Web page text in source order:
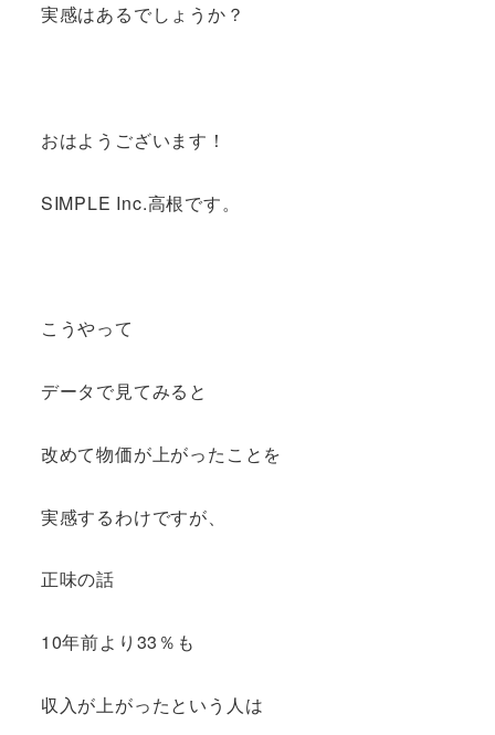
実感はあるでしょうか？
おはようございます！
SIMPLE Inc.高根です。
こうやって
データで見てみると
改めて物価が上がったことを
実感するわけですが、
正味の話
10年前より33％も
収入が上がったという人は